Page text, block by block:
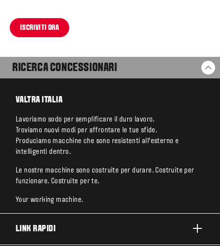
ISCRIVITI ORA
RICERCA CONCESSIONARI
VALTRA ITALIA
Lavoriamo sodo per semplificare il duro lavoro.
Troviamo nuovi modi per affrontare le tue sfide.
Produciamo macchine che sono resistenti all’esterno e
intelligenti dentro.
Le nostre macchine sono costruite per durare. Costruite per
funzionare. Costruite per te.
Your working machine.
LINK RAPIDI